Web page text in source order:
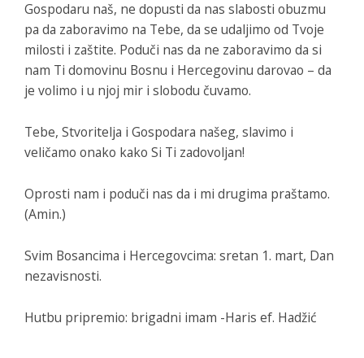
Gospodaru naš, ne dopusti da nas slabosti obuzmu
pa da zaboravimo na Tebe, da se udaljimo od Tvoje
milosti i zaštite. Poduči nas da ne zaboravimo da si
nam Ti domovinu Bosnu i Hercegovinu darovao – da
je volimo i u njoj mir i slobodu čuvamo.
Tebe, Stvoritelja i Gospodara našeg, slavimo i
veličamo onako kako Si Ti zadovoljan!
Oprosti nam i poduči nas da i mi drugima praštamo.
(Amin.)
Svim Bosancima i Hercegovcima: sretan 1. mart, Dan
nezavisnosti.
Hutbu pripremio: brigadni imam -Haris ef. Hadžić